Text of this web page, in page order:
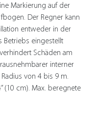
Markierung auf der
Der Regner kann
entweder in der
Betriebs eingestellt
Schäden am
interner
von 4 bis 9 m.
(10 cm). Max. beregnete